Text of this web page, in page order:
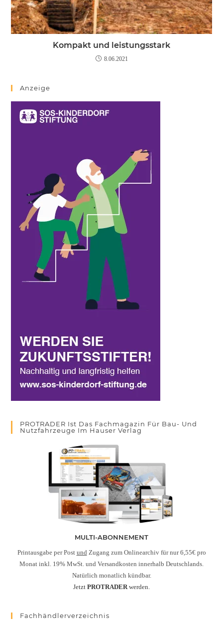
Kompakt und leistungsstark
8.06.2021
Anzeige
PROTRADER Ist Das Fachmagazin Für Bau- Und
Nutzfahrzeuge Im Hauser Verlag
MULTI-ABONNEMENT
Printausgabe per Post und Zugang zum Onlinearchiv für nur 6,55€ pro
Monat inkl. 19% MwSt. und Versandkosten innerhalb Deutschlands.
Natürlich monatlich kündbar.
Jetzt PROTRADER werden.
Fachhändlerverzeichnis